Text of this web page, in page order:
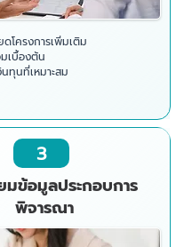
ดโครงการเพิ่มเติม
เบื้องต้น
ทุนที่เหมาะสม
3
มข้อมูลประกอบการ
พิจารณา